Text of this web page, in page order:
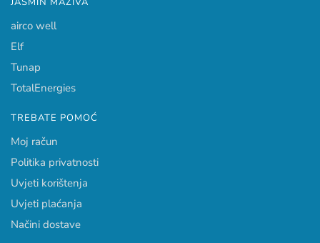
airco well
Elf
Tunap
TotalEnergies
TREBATE POMOĆ
Moj račun
Politika privatnosti
Uvjeti korištenja
Uvjeti plaćanja
Načini dostave